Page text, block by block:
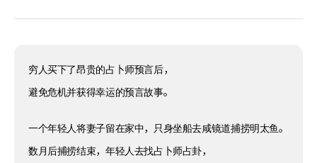
穷人买下了昂贵的占卜师预言后，
避免危机并获得幸运的预言故事。
一个年轻人将妻子留在家中，只身坐船去咸镜道捕捞明太鱼。
数月后捕捞结束，年轻人去找占卜师占卦，